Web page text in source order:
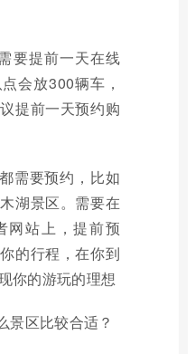
要提前一天在线
会放300辆车，
提前一天预约购
需要预约，比如
湖景区。需要在
网站上，提前预
的行程，在你到
你的游玩的理想
景区比较合适？